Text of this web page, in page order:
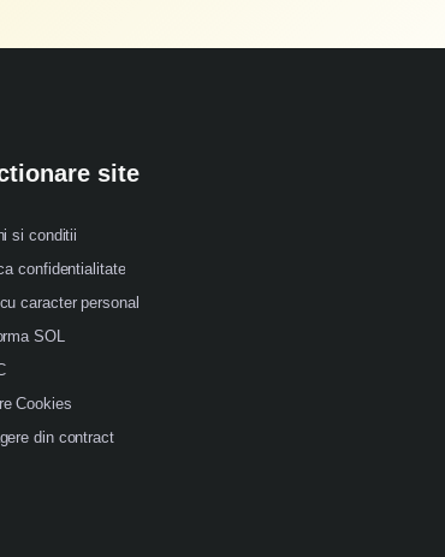
site
si conditii
confidentialitate
caracter personal
SOL
Cookies
din contract